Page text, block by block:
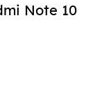
Note 10